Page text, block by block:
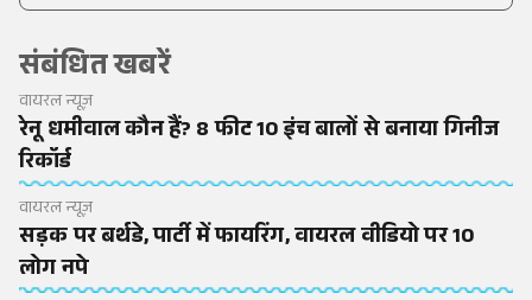
संबंधित खबरें
वायरल न्यूज़
रेनू धमीवाल कौन हैं? 8 फीट 10 इंच बालों से बनाया गिनीज
रिकॉर्ड
वायरल न्यूज़
सड़क पर बर्थडे, पार्टी में फायरिंग, वायरल वीडियो पर 10
लोग नपे